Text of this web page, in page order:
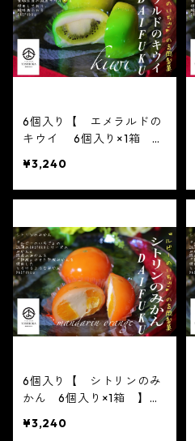
6個入り【 エメラルドの
キウイ 6個入り×1箱 】
ドのキウイ6個入り※配送
日時指定必須 かわい
テレビで話題 中元 贈り
物 フルーツ ギフト
¥3,240
6個入り【 シトリンのみ
かん 6個入り×1箱 】
のみかん6個入り※配送日
¥3,240